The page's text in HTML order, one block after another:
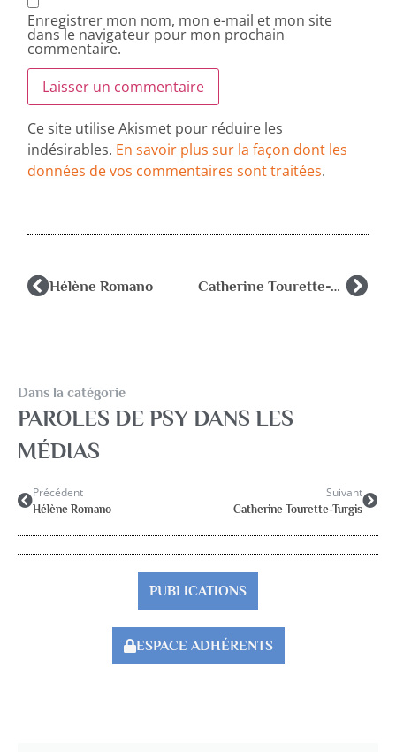
Enregistrer mon nom, mon e-mail et mon site
dans le navigateur pour mon prochain
commentaire.
Ce site utilise Akismet pour réduire les
indésirables. En savoir plus sur la façon dont les
données de vos commentaires sont traitées.
Hélène Romano Catherine Tourette-Turgis
Dans la catégorie
PAROLES DE PSY DANS LES
MÉDIAS
Précédent
Hélène Romano
Suivant
Catherine Tourette-Turgis
PUBLICATIONS
ESPACE ADHÉRENTS